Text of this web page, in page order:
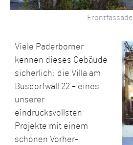
Frontfassade
Viele Paderborner
kennen dieses Gebäude
sicherlich: die Villa am
Busdorfwall 22 – eines
unserer
eindrucksvollsten
Projekte mit einem
schönen Vorher-